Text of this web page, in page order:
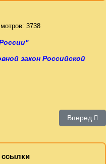
3738
закон Российской
Вперед